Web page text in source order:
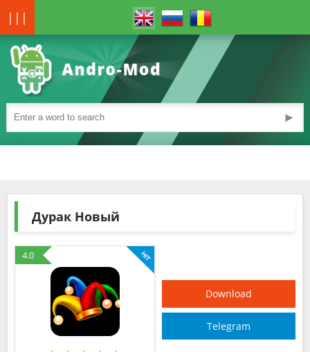
|||
►
Дурак Новый
4.0
Download
Telegram